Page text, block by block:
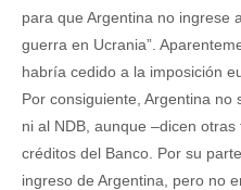
para que Argentina no ingrese
guerra en Ucrania”.
habría cedido a la imposición
Por consiguiente, Argentina
ni al NDB, aunque –dicen
créditos del Banco. Por su
ingreso de Argentina, pero no